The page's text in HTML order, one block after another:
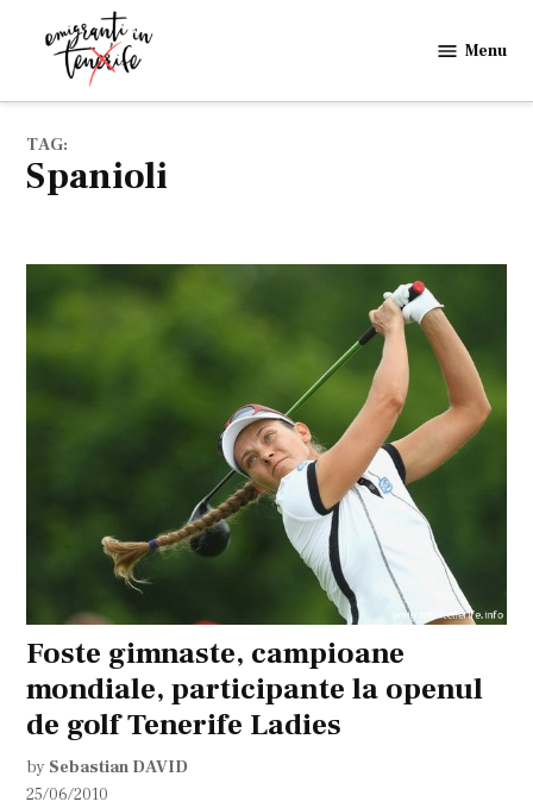
in
Menu
TAG:
spanioli
Foste gimnaste, campioane
mondiale, participante la openul
de golf Tenerife Ladies
by Sebastian DAVID
25/06/2010